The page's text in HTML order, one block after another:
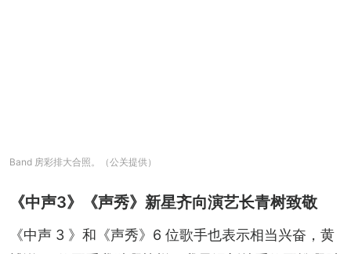
Band 房彩排大合照。（公关提供）
《中声3》《声秀》新星齐向演艺长青树致敬
《中声 3 》和《声秀》6 位歌手也表示相当兴奋，黄